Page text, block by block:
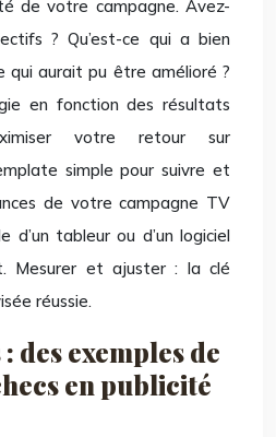
de votre campagne. Avez-
? Qu’est-ce qui a bien
qui aurait pu être amélioré ?
en fonction des résultats
votre retour sur
simple pour suivre et
de votre campagne TV
d’un tableur ou d’un logiciel
Mesurer et ajuster : la clé
réussie.
des exemples de
en publicité